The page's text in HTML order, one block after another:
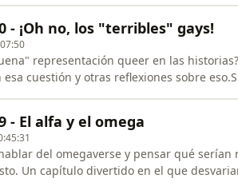
y @Hitzuji.Imagen del podcast creada p
- ¡Oh no, los "terribles" gays!
representación queer en las
esa cuestión y otras reflexiones sobre
- El alfa y el omega
del omegaverse y pensar qué
Un capítulo divertido en el que